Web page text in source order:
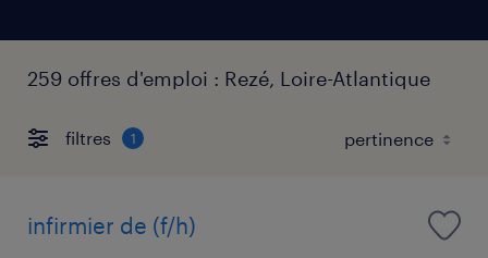
259 offres d'emploi : Rezé, Loire-Atlantique
filtres 1
infirmier de (f/h)